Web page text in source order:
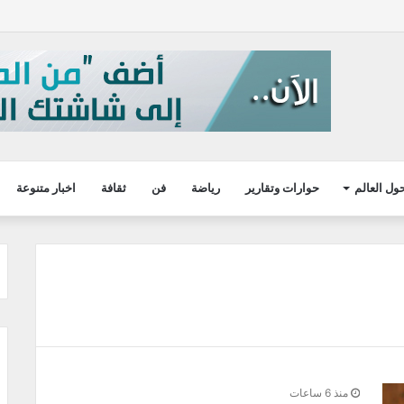
العالم حوارات وتقارير رياضة فن ثقافة اخبار متنوعة
منذ 6 ساعات